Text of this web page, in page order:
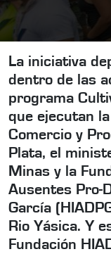
La iniciativa
dentro de las
programa
que ejecutan
Comercio y
Plata, el
Minas y la
Ausentes Pro-
García
Rio Yásica. Y
Fundación